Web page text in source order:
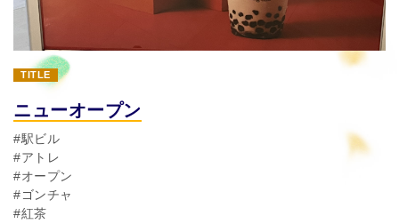
TITLE
ニューオープン
#駅ビル
#アトレ
#オープン
#ゴンチャ
#紅茶